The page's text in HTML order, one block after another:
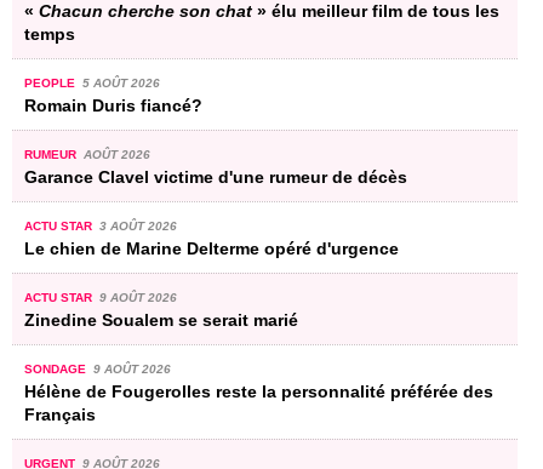
« Chacun cherche son chat » élu meilleur film de tous les
temps
PEOPLE 5 AOÛT 2026
Romain Duris fiancé?
RUMEUR AOÛT 2026
Garance Clavel victime d'une rumeur de décès
ACTU STAR 3 AOÛT 2026
Le chien de Marine Delterme opéré d'urgence
ACTU STAR 9 AOÛT 2026
Zinedine Soualem se serait marié
SONDAGE 9 AOÛT 2026
Hélène de Fougerolles reste la personnalité préférée des
Français
URGENT 9 AOÛT 2026